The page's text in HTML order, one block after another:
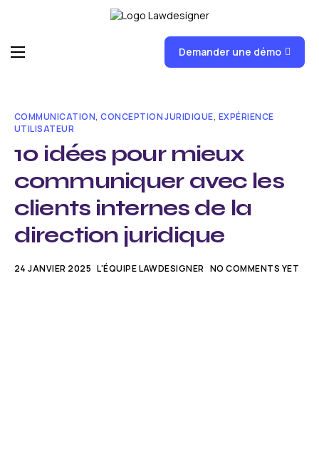
FAQ
News
Formations
Tarifs
Demander une démo
COMMUNICATION,CONCEPTION JURIDIQUE, EXPÉRIENCE
UTILISATEUR
10 idées pour mieux
communiquer avec les
clients internes de la
direction juridique
24 JANVIER 2025 L'ÉQUIPE LAWDESIGNER NO COMMENTS YET